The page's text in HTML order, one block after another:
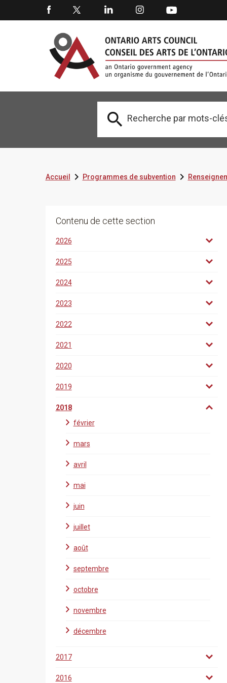

Accueil Programmes de subvention
Contenu de cette section
2026
2025
2024
2023
2022
2021
2020
2019
2018
février
mars
avril
mai
juin
juillet
août
septembre
octobre
novembre
décembre
2017
2016